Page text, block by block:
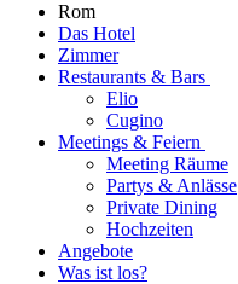
Rom
Das Hotel
Zimmer
Restaurants & Bars
Elio
Cugino
Meetings & Feiern
Meeting Räume
Partys & Anlässe
Private Dining
Hochzeiten
Angebote
Was ist los?